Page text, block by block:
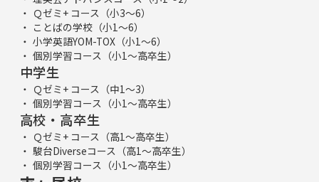
Ｑゼミ+ コース（小3～6）
ことばの学校（小1～6）
小学英語YOM-TOX（小1～6）
個別学習コース（小1～高卒生）
中学生
Ｑゼミ+ コース（中1～3）
個別学習コース（小1～高卒生）
高校・高卒生
Ｑゼミ+ コース（高1～高卒生）
駿台Diverseコース（高1～高卒生）
個別学習コース（小1～高卒生）